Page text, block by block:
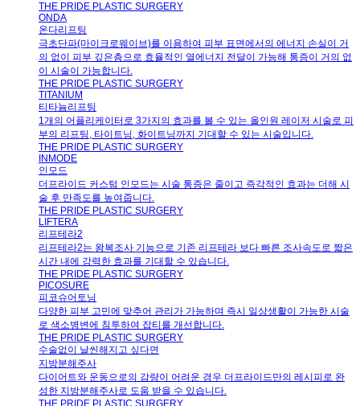
THE PRIDE PLASTIC SURGERY
ONDA
온다리프팅
극초단파(마이크로웨이브)를 이용하여 피부 표면에서의 에너지 손실이 거
의 없이 피부 깊은층으로 효율적인 열에너지 전달이 가능해 통증이 거의 없
이 시술이 가능합니다.
THE PRIDE PLASTIC SURGERY
TITANIUM
티타늄리프팅
1개의 어플리케이터로 3가지의 효과를 볼 수 있는 올인원 레이저 시술로 피
부의 리프팅, 타이트닝, 화이트닝까지 기대할 수 있는 시술입니다.
THE PRIDE PLASTIC SURGERY
INMODE
인모드
더프라이드 커스텀 인모드는 시술 통증은 줄이고 즉각적인 효과는 더해 시
술 후 만족도를 높여줍니다.
THE PRIDE PLASTIC SURGERY
LIFTERA
리프테라2
리프테라2는 왕복조사 기능으로 기존 리프테라 보다 빠른 조사속도로 짧은
시간 내에 강력한 효과를 기대할 수 있습니다.
THE PRIDE PLASTIC SURGERY
PICOSURE
피코슈어토닝
다양한 피부 고민에 맞추어 관리가 가능하며 즉시 일상생활이 가능한 시술
로 색소병변에 침투하여 잡티를 개선합니다.
THE PRIDE PLASTIC SURGERY
수술없이 날씬해지고 싶다면
지방분해주사
다이어트와 운동으로의 감량이 어려운 경우 더프라이드만의 레시피로 완
성한 지방분해주사로 도움 받을 수 있습니다.
THE PRIDE PLASTIC SURGERY